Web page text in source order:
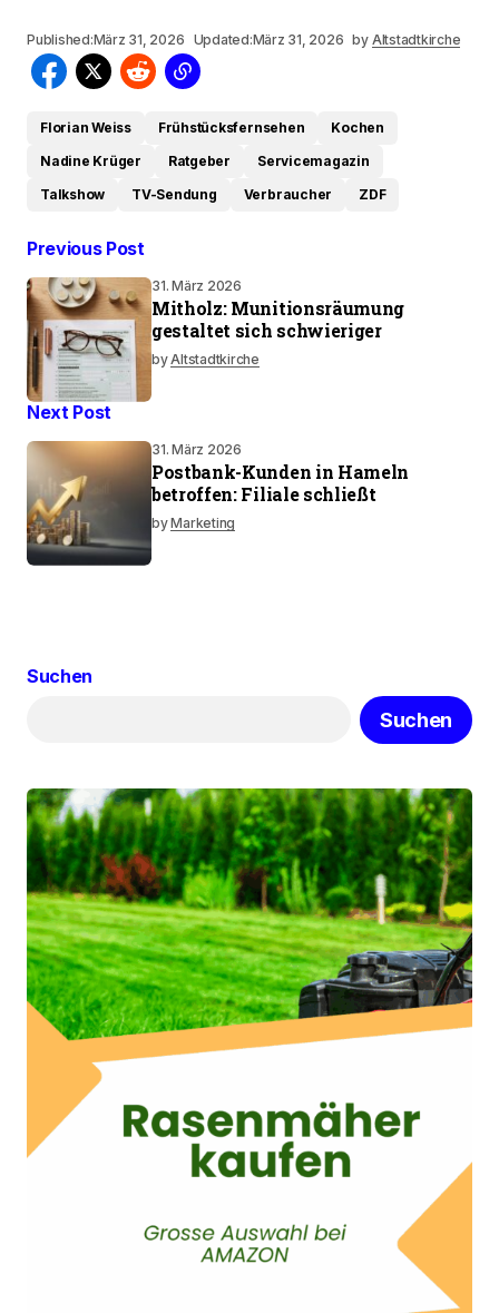
Published:März 31, 2026 Updated:März 31, 2026 by Altstadtkirche
Florian Weiss Frühstücksfernsehen
Kochen
Nadine Krüger
Ratgeber
Servicemagazin
Talkshow
TV-Sendung Verbraucher ZDF
Previous Post
31. März 2026
Mitholz: Munitionsräumung
gestaltet sich schwieriger
byAltstadtkirche
Next Post
31. März 2026
Postbank-Kunden in Hameln
betroffen: Filiale schließt
byMarketing
Suchen
Suchen